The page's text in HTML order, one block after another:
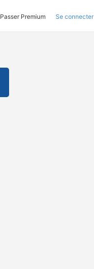
Passer Premium Se connecter